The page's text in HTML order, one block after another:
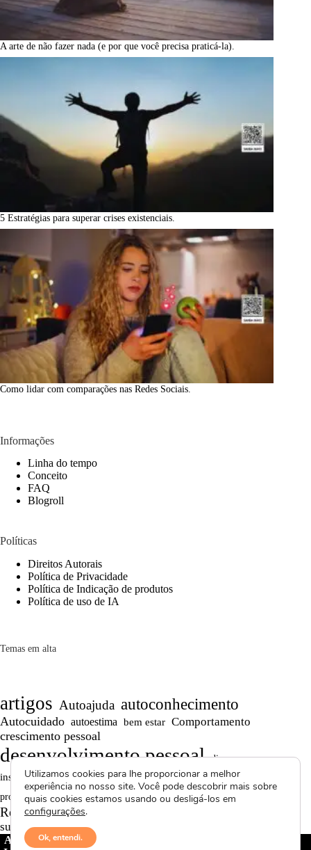
A arte de não fazer nada (e por que você precisa praticá-la).
5 Estratégias para superar crises existenciais.
Como lidar com comparações nas Redes Sociais.
Informações
Linha do tempo
Conceito
FAQ
Blogroll
Políticas
Direitos Autorais
Política de Privacidade
Política de Indicação de produtos
Política de uso de IA
Temas em alta
artigos Autoajuda autoconhecimento
Autocuidado autoestima bem estar Comportamento
crescimento pessoal
desenvolvimento pessoal dicas
inspiração
Maturidade Motivação
Persistência
produtividade Projetos autorais reflexão Reflexões
Reflexões de Vida
superação textos curtos
Avctoris Copyright ©
Utilizamos cookies para lhe proporcionar a melhor
experiência no nosso site. Você pode descobrir mais sobre
quais cookies estamos usando ou desligá-los em
configurações.
Ok, entendi.